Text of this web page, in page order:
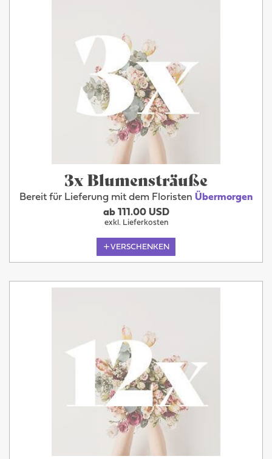
3x Blumensträuße
Bereit für Lieferung mit dem Floristen Übermorgen
ab 111.00 USD
exkl. Lieferkosten
VERSCHENKEN